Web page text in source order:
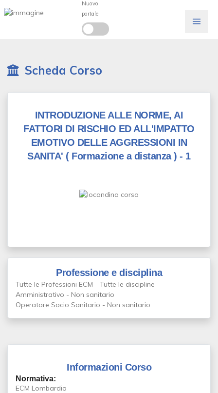
Scheda Corso
INTRODUZIONE ALLE NORME, AI
FATTORI DI RISCHIO ED ALL'IMPATTO
EMOTIVO DELLE AGGRESSIONI IN
SANITA' ( Formazione a distanza ) - 1
Professione e disciplina
Tutte le Professioni ECM - Tutte le discipline
Amministrativo - Non sanitario
Operatore Socio Sanitario - Non sanitario
Informazioni Corso
Normativa:
ECM Lombardia